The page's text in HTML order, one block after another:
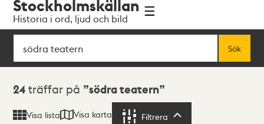
navigationen
huvudinnehållet
Stockholmskällan
Historia i ord, ljud och bild
Sök
Sök
Sökresultat
24 träffar på södra teatern
Visa lista Visa karta Filtrera